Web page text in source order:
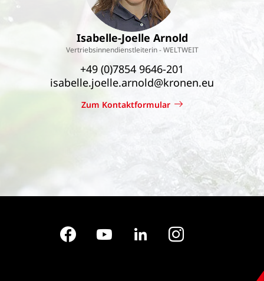
Isabelle-Joelle Arnold
Vertriebsinnendienstleiterin - WELTWEIT
+49 (0)7854 9646-201
isabelle.joelle.arnold@kronen.eu
Zum Kontaktformular
FacebookYouTube LinkedInInstagram